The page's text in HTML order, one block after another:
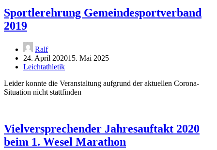
Sportlerehrung Gemeindesportverband
2019
Ralf
24. April 202015. Mai 2025
Leichtathletik
Leider konnte die Veranstaltung aufgrund der aktuellen Corona-
Situation nicht stattfinden
Vielversprechender Jahresauftakt 2020
beim 1. Wesel Marathon